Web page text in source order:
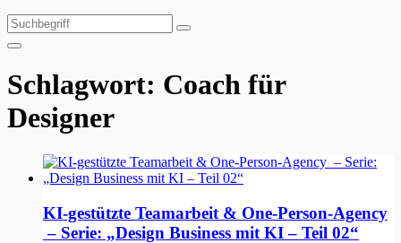
Suchen
nach:
Suchen
Schlagwort: Coach für
Designer
KI-gestützte Teamarbeit & One-Person-Agency
– Serie: „Design Business mit KI – Teil 02“